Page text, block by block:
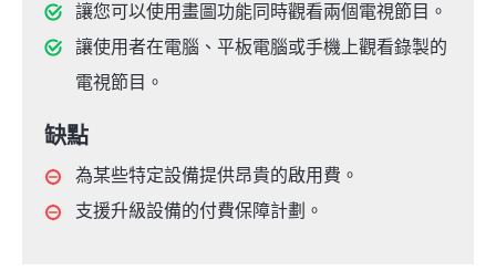
讓您可以使用畫圖功能同時觀看兩個電視節目。
讓使用者在電腦、平板電腦或手機上觀看錄製的
電視節目。
缺點
為某些特定設備提供昂貴的啟用費。
支援升級設備的付費保障計劃。